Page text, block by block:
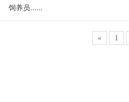
饲养员......
« 1